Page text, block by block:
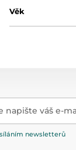
Věk
napište váš e-
newsletterů